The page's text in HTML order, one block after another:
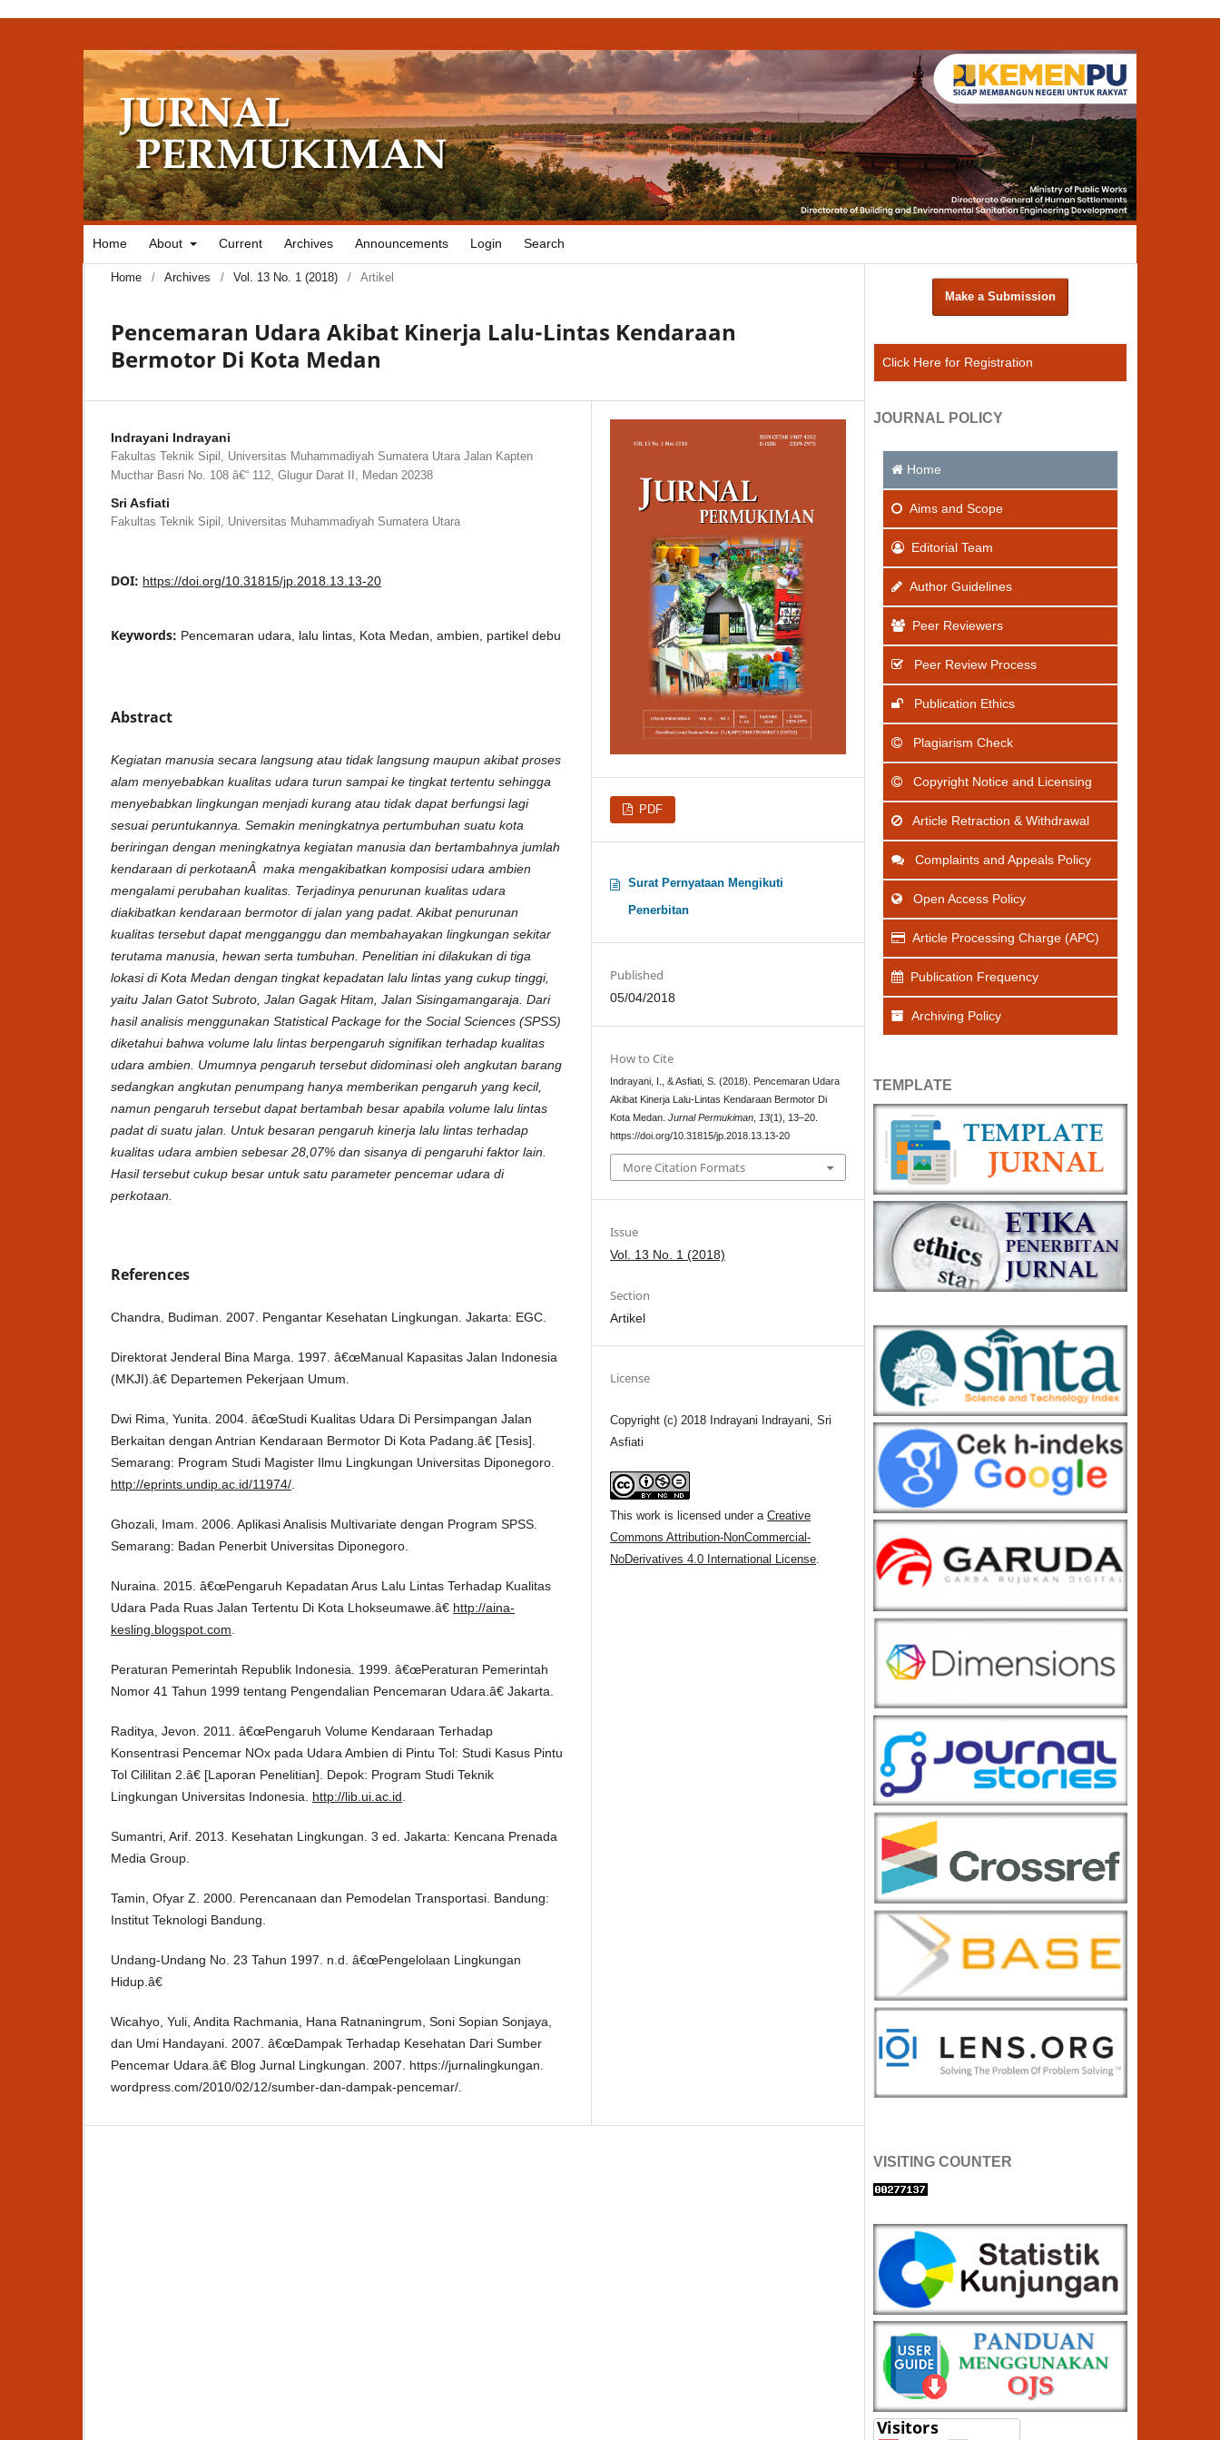
Home About Current Archives Announcements Login Search
Home / Archives / Vol. 13 No. 1 (2018) / Artikel
Pencemaran Udara Akibat Kinerja Lalu-Lintas Kendaraan
Bermotor Di Kota Medan
Indrayani Indrayani
Fakultas Teknik Sipil, Universitas Muhammadiyah Sumatera Utara Jalan Kapten
Mucthar Basri No. 108 â€“ 112, Glugur Darat II, Medan 20238
Sri Asfiati
Fakultas Teknik Sipil, Universitas Muhammadiyah Sumatera Utara
DOI: https://doi.org/10.31815/jp.2018.13.13-20
Keywords: Pencemaran udara, lalu lintas, Kota Medan, ambien, partikel debu
Abstract
Kegiatan manusia secara langsung atau tidak langsung maupun akibat proses
alam menyebabkan kualitas udara turun sampai ke tingkat tertentu sehingga
menyebabkan lingkungan menjadi kurang atau tidak dapat berfungsi lagi
sesuai peruntukannya. Semakin meningkatnya pertumbuhan suatu kota
beriringan dengan meningkatnya kegiatan manusia dan bertambahnya jumlah
kendaraan di perkotaanÂ maka mengakibatkan komposisi udara ambien
mengalami perubahan kualitas. Terjadinya penurunan kualitas udara
diakibatkan kendaraan bermotor di jalan yang padat. Akibat penurunan
kualitas tersebut dapat mengganggu dan membahayakan lingkungan sekitar
terutama manusia, hewan serta tumbuhan. Penelitian ini dilakukan di tiga
lokasi di Kota Medan dengan tingkat kepadatan lalu lintas yang cukup tinggi,
yaitu Jalan Gatot Subroto, Jalan Gagak Hitam, Jalan Sisingamangaraja. Dari
hasil analisis menggunakan Statistical Package for the Social Sciences (SPSS)
diketahui bahwa volume lalu lintas berpengaruh signifikan terhadap kualitas
udara ambien. Umumnya pengaruh tersebut didominasi oleh angkutan barang
sedangkan angkutan penumpang hanya memberikan pengaruh yang kecil,
namun pengaruh tersebut dapat bertambah besar apabila volume lalu lintas
padat di suatu jalan. Untuk besaran pengaruh kinerja lalu lintas terhadap
kualitas udara ambien sebesar 28,07% dan sisanya di pengaruhi faktor lain.
Hasil tersebut cukup besar untuk satu parameter pencemar udara di
perkotaan.
References
Chandra, Budiman. 2007. Pengantar Kesehatan Lingkungan. Jakarta: EGC.
Direktorat Jenderal Bina Marga. 1997. â€œManual Kapasitas Jalan Indonesia
(MKJI).â€ Departemen Pekerjaan Umum.
Dwi Rima, Yunita. 2004. â€œStudi Kualitas Udara Di Persimpangan Jalan
Berkaitan dengan Antrian Kendaraan Bermotor Di Kota Padang.â€ [Tesis].
Semarang: Program Studi Magister Ilmu Lingkungan Universitas Diponegoro.
http://eprints.undip.ac.id/11974/
Ghozali, Imam. 2006. Aplikasi Analisis Multivariate dengan Program SPSS.
Semarang: Badan Penerbit Universitas Diponegoro.
Nuraina. 2015. â€œPengaruh Kepadatan Arus Lalu Lintas Terhadap Kualitas
Udara Pada Ruas Jalan Tertentu Di Kota Lhokseumawe.â€ http://aina-
kesling.blogspot.com.
Peraturan Pemerintah Republik Indonesia. 1999. â€œPeraturan Pemerintah
Nomor 41 Tahun 1999 tentang Pengendalian Pencemaran Udara.â€ Jakarta.
Raditya, Jevon. 2011. â€œPengaruh Volume Kendaraan Terhadap
Konsentrasi Pencemar NOx pada Udara Ambien di Pintu Tol: Studi Kasus Pintu
Tol Cililitan 2.â€ [Laporan Penelitian]. Depok: Program Studi Teknik
Lingkungan Universitas Indonesia. http://lib.ui.ac.id.
Sumantri, Arif. 2013. Kesehatan Lingkungan. 3 ed. Jakarta: Kencana Prenada
Media Group.
Tamin, Ofyar Z. 2000. Perencanaan dan Pemodelan Transportasi. Bandung:
Institut Teknologi Bandung.
Undang-Undang No. 23 Tahun 1997. n.d. â€œPengelolaan Lingkungan
Hidup.â€
Wicahyo, Yuli, Andita Rachmania, Hana Ratnaningrum, Soni Sopian Sonjaya,
dan Umi Handayani. 2007. â€œDampak Terhadap Kesehatan Dari Sumber
Pencemar Udara.â€ Blog Jurnal Lingkungan. 2007. https://jurnalingkungan.
wordpress.com/2010/02/12/sumber-dan-dampak-pencemar/.
PDF
Surat Pernyataan Mengikuti
Penerbitan
Published
05/04/2018
How to Cite
Indrayani, I., & Asfiati, S. (2018). Pencemaran Udara
Akibat Kinerja Lalu-Lintas Kendaraan Bermotor Di
Kota Medan.Jurnal Permukiman 13(1), 13–20.
https://doi.org/10.31815/jp.2018.13.13-20
More Citation Formats
Issue
Vol. 13 No. 1 (2018)
Section
Artikel
License
Copyright (c) 2018 Indrayani Indrayani, Sri
Asfiati
This work is licensed under aCreative
Commons Attribution-NonCommercial-
NoDerivatives 4.0 International License.
Make a Submission
Click Here for Registration
JOURNAL POLICY
Home
Aims and Scope
Editorial Team
Author Guidelines
Peer Reviewers
Peer Review Process
Publication Ethics
Plagiarism Check
Copyright Notice and Licensing
Article Retraction & Withdrawal
Complaints and Appeals Policy
Open Access Policy
Article Processing Charge (APC)
Publication Frequency
Archiving Policy
TEMPLATE
VISITING COUNTER